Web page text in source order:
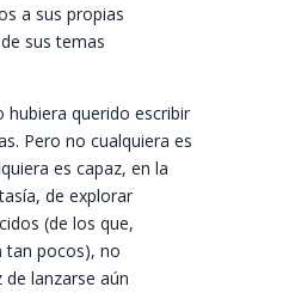
a sus propias
sus temas
hubiera querido escribir
Pero no cualquiera es
es capaz, en la
de explorar
(de los que,
tan pocos), no
de lanzarse aún